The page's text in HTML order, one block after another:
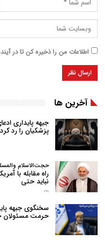
اطلاعات من را ذخیره کن تا در
آخرین ها
جبهه پایداری
پزشکیان را رد کرد
حجت‌الاسلام
راه مقابله با
نباید حتی
…
سخنگوی جبهه
حرمت